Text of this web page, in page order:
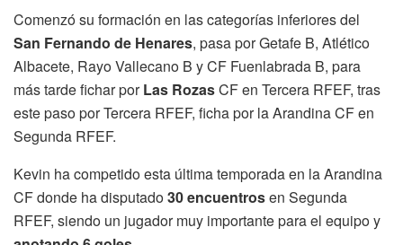
Comenzó su formación en las categorías inferiores del
San Fernando de Henares, pasa por Getafe B, Atlético
Albacete, Rayo Vallecano B y CF Fuenlabrada B, para
más tarde fichar porLas RozasCF en Tercera RFEF, tras
este paso por Tercera RFEF, ficha por la Arandina CF en
Segunda RFEF.
Kevin ha competido esta última temporada en la Arandina
CF donde ha disputado30 encuentrosen Segunda
RFEF, siendo un jugador muy importante para el equipo y